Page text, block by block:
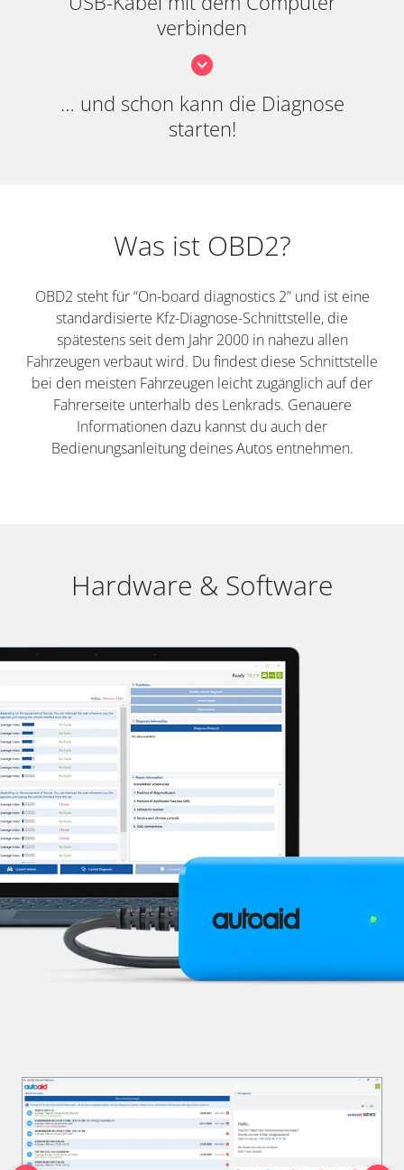
verbinden
… und schon kann die Diagnose
starten!
Was ist OBD2?
OBD2 steht für “On-board diagnostics 2” und ist eine
standardisierte Kfz-Diagnose-Schnittstelle, die
spätestens seit dem Jahr 2000 in nahezu allen
Fahrzeugen verbaut wird. Du findest diese Schnittstelle
bei den meisten Fahrzeugen leicht zugänglich auf der
Fahrerseite unterhalb des Lenkrads. Genauere
Informationen dazu kannst du auch der
Bedienungsanleitung deines Autos entnehmen.
Hardware & Software